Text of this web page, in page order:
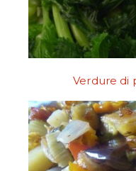
Verdure di